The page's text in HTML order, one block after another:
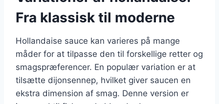
Fra klassisk til moderne
Hollandaise sauce kan varieres på mange
måder for at tilpasse den til forskellige retter og
smagspræferencer. En populær variation er at
tilsætte dijonsennep, hvilket giver saucen en
ekstra dimension af smag. Denne version er